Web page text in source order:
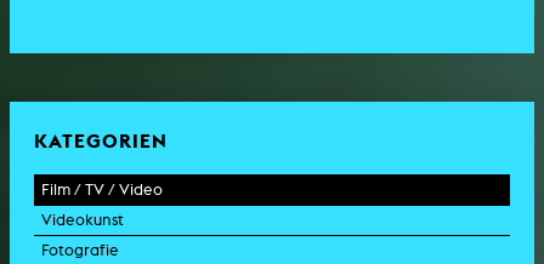
KATEGORIEN
Film / TV / Video
Spielfilm
Dokumentarfilm
Videokunst
Experimentalfilm
Fotografie